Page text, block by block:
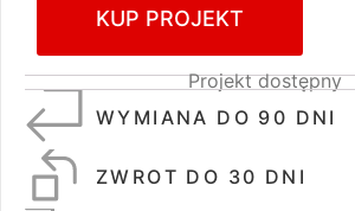
KUP PROJEKT
Projekt dostępny
WYMIANA DO 90 DNI
ZWROT DO 30 DNI